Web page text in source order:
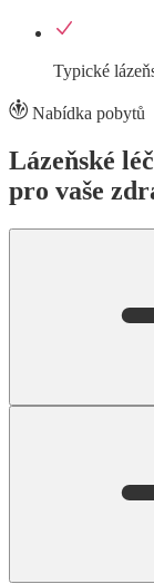
Typické
Nabídka pobytů
Lázeňské
pro vaše